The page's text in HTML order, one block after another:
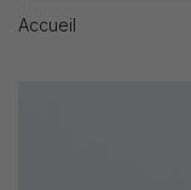
Accueil